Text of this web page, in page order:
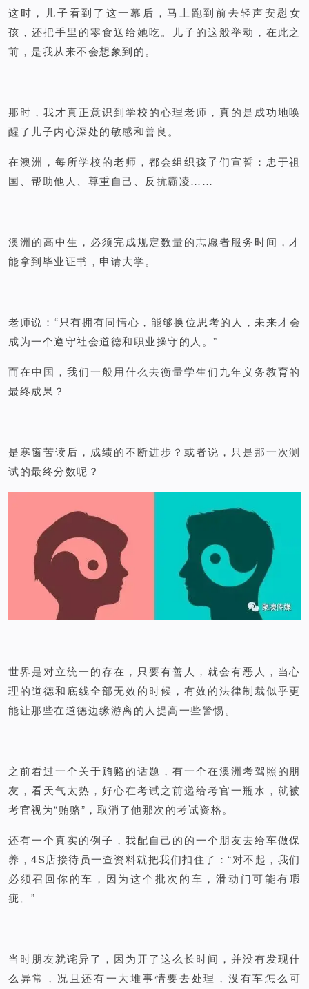
这时，儿子看到了这一幕后，马上跑到前去轻声安慰女
孩，还把手里的零食送给她吃。儿子的这般举动，在此之
前，是我从来不会想象到的。
那时，我才真正意识到学校的心理老师，真的是成功地唤
醒了儿子内心深处的敏感和善良。
在澳洲，每所学校的老师，都会组织孩子们宣誓：忠于祖
国、帮助他人、尊重自己、反抗霸凌……
澳洲的高中生，必须完成规定数量的志愿者服务时间，才
能拿到毕业证书，申请大学。
老师说：“只有拥有同情心，能够换位思考的人，未来才会
成为一个遵守社会道德和职业操守的人。”
而在中国，我们一般用什么去衡量学生们九年义务教育的
最终成果？
是寒窗苦读后，成绩的不断进步？或者说，只是那一次测
试的最终分数呢？
世界是对立统一的存在，只要有善人，就会有恶人，当心
理的道德和底线全部无效的时候，有效的法律制裁似乎更
能让那些在道德边缘游离的人提高一些警惕。
之前看过一个关于贿赂的话题，有一个在澳洲考驾照的朋
友，看天气太热，好心在考试之前递给考官一瓶水，就被
考官视为“贿赂”，取消了他那次的考试资格。
还有一个真实的例子，我配自己的的一个朋友去给车做保
养，4S店接待员一查资料就把我们扣住了：“对不起，我们
必须召回你的车，因为这个批次的车，滑动门可能有瑕
疵。”
当时朋友就诧异了，因为开了这么长时间，并没有发现什
么异常，况且还有一大堆事情要去处理，没有车怎么可